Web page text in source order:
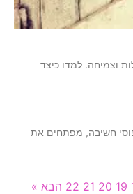
וצמיחה. למדו כיצד
חשיבה, מפתחים את
19
20
21
22 הבא »